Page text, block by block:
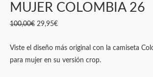
MUJER COLOMBIA 26
100,00€ 29,95€
Viste el diseño más original con la camiseta
para mujer en su versión crop.